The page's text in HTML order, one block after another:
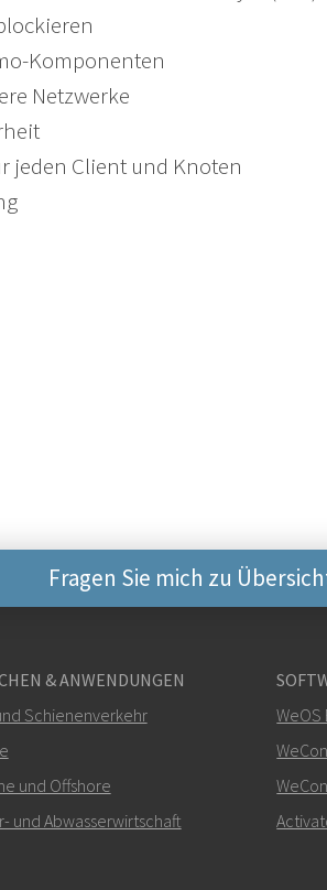
Komponenten
Netzwerke
jeden Client und Knoten
Fragen Sie mich zu
Bei
& ANWENDUNGEN
Schienenverkehr
und Offshore
und Abwasserwirtschaft